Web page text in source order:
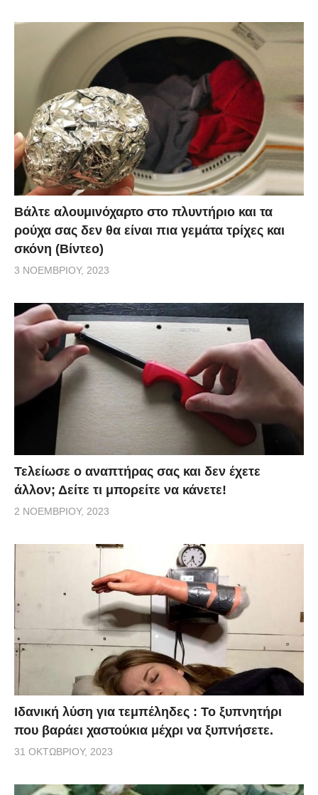
Βάλτε αλουμινόχαρτο στο πλυντήριο και τα
ρούχα σας δεν θα είναι πια γεμάτα τρίχες και
σκόνη (Βίντεο)
3 ΝΟΕΜΒΡΊΟΥ, 2023
Τελείωσε ο αναπτήρας σας και δεν έχετε
άλλον; Δείτε τι μπορείτε να κάνετε!
2 ΝΟΕΜΒΡΊΟΥ, 2023
Ιδανική λύση για τεμπέληδες : Το ξυπνητήρι
που βαράει χαστούκια μέχρι να ξυπνήσετε.
31 ΟΚΤΩΒΡΊΟΥ, 2023